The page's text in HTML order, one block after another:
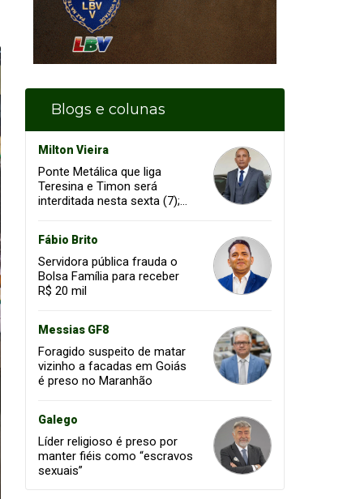
Blogs e colunas
Milton Vieira
Ponte Metálica que liga
Teresina e Timon será
interditada nesta sexta (7);
Fábio Brito
Servidora pública frauda o
Bolsa Família para receber
R$ 20 mil
Messias GF8
Foragido suspeito de matar
vizinho a facadas em Goiás
é preso no Maranhão
Galego
Líder religioso é preso por
manter fiéis como “escravos
sexuais”